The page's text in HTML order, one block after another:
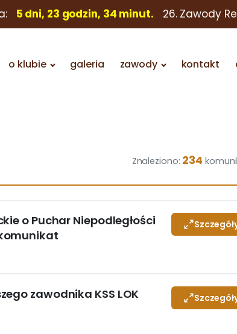
5 dni, 23 godzin, 34 minut. 26. Zawody
o klubie galeria zawody kontakt
Znaleziono: 234
o Puchar Niepodległości
zawodnika KSS LOK